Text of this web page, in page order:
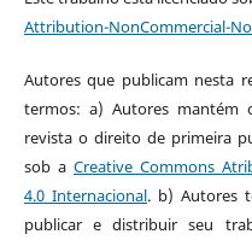
Attribution-NonCommercial-
Autores que publicam nesta
termos: a) Autores mantém
revista o direito de primeira
sob a Creative Commons
4.0 Internacional. b) Autores
publicar e distribuir seu